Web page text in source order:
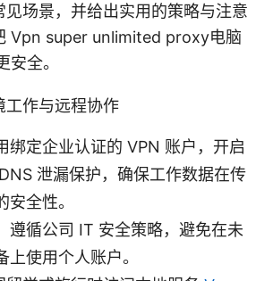
见场景，并给出实用的策略与注意
Vpn super unlimited proxy电脑
安全。
工作与远程协作
绑定企业认证的 VPN 账户，开启
泄漏保护，确保工作数据在传
安全性。
遵循公司 IT 安全策略，避免在未
上使用个人账户。